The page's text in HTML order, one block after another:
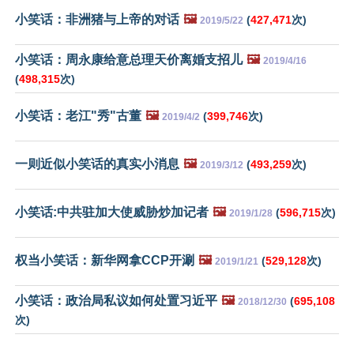
小笑话：非洲猪与上帝的对话 🖼️ 2019/5/22 (427,471次)
小笑话：周永康给意总理天价离婚支招儿 🖼️ 2019/4/16
(498,315次)
小笑话：老江"秀"古董 🖼️ 2019/4/2 (399,746次)
一则近似小笑话的真实小消息 🖼️ 2019/3/12 (493,259次)
小笑话:中共驻加大使威胁炒加记者 🖼️ 2019/1/28 (596,715次)
权当小笑话：新华网拿CCP开涮 🖼️ 2019/1/21 (529,128次)
小笑话：政治局私议如何处置习近平 🖼️ 2018/12/30 (695,108
次)